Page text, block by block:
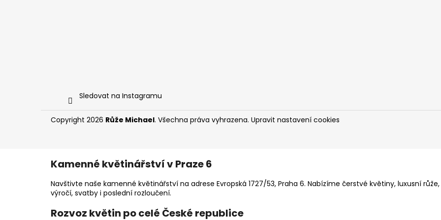
Sledovat na Instagramu
Copyright 2026 Růže Michael. Všechna práva vyhrazena. Upravit nastavení cookies
Kamenné květinářství v Praze 6
Navštivte naše kamenné květinářství na adrese Evropská 1727/53, Praha 6. Nabízíme čerstvé květiny, luxusní
výročí, svatby i poslední rozloučení.
Rozvoz květin po celé České republice